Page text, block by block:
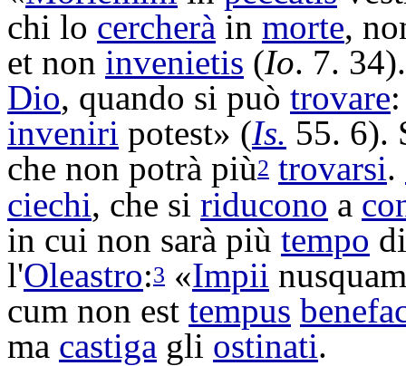
chi lo cercherà in morte,
et non invenietis (Io. 7.
Dio, quando si può trovare
inveniri potest» (Is. 55. 6).
che non potrà più2 trovarsi.
ciechi, che si riducono a
in cui non sarà più tempo
l'Oleastro:3 «Impii
cum non est tempus
ma castiga gli ostinati.